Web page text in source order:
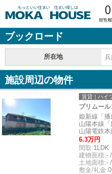
0
ブックロード
所在地
施設周辺の物件
賃貸｜ハイ
プリムール
姫新線「
山陽本線
山陽電鉄
6.3万円
間取:1LDK
建物面積:-
土地面積:-
敷金/礼金: